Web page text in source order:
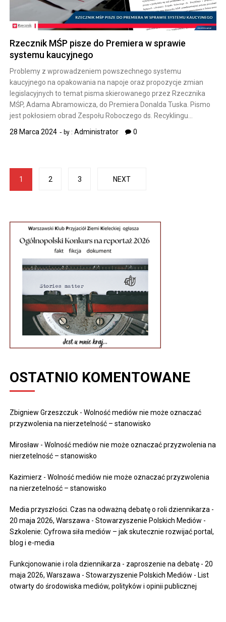
Rzecznik MŚP pisze do Premiera w sprawie
systemu kaucyjnego
Problemy z wprowadzeniem powszechnego systemu
kaucyjnego na opakowania na napoje oraz propozycje zmian
legislacyjnych to temat pisma skierowanego przez Rzecznika
MŚP, Adama Abramowicza, do Premiera Donalda Tuska. Pismo
jest pokłosiem obrad Zespołu Roboczego ds. Recyklingu…
28 Marca 2024
by :Administrator 0
wpisów
1 2 3 NEXT
OSTATNIO KOMENTOWANE
Zbigniew Grzeszczuk -Wolność mediów nie może oznaczać
przyzwolenia na nierzetelność – stanowisko
Mirosław -Wolność mediów nie może oznaczać przyzwolenia na
nierzetelność – stanowisko
Kazimierz -Wolność mediów nie może oznaczać przyzwolenia
na nierzetelność – stanowisko
Media przyszłości. Czas na odważną debatę o roli dziennikarza -
20 maja 2026, Warszawa - Stowarzyszenie Polskich Mediów -
Szkolenie: Cyfrowa siła mediów – jak skutecznie rozwijać portal,
blog i e-media
Funkcjonowanie i rola dziennikarza - zaproszenie na debatę - 20
maja 2026, Warszawa - Stowarzyszenie Polskich Mediów - List
otwarty do środowiska mediów, polityków i opinii publicznej